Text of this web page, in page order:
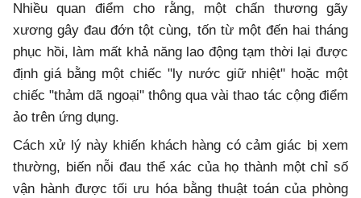
Nhiều quan điểm cho rằng, một chấn thương gãy
xương gây đau đớn tột cùng, tốn từ một đến hai tháng
phục hồi, làm mất khả năng lao động tạm thời lại được
định giá bằng một chiếc "ly nước giữ nhiệt" hoặc một
chiếc "thảm dã ngoại" thông qua vài thao tác cộng điểm
ảo trên ứng dụng.
Cách xử lý này khiến khách hàng có cảm giác bị xem
thường, biến nỗi đau thể xác của họ thành một chỉ số
vận hành được tối ưu hóa bằng thuật toán của phòng